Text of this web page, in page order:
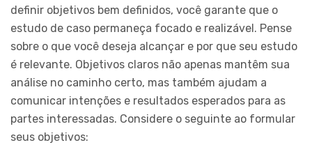
definir objetivos bem definidos, você garante que o
estudo de caso permaneça focado e realizável. Pense
sobre o que você deseja alcançar e por que seu estudo
é relevante. Objetivos claros não apenas mantêm sua
análise no caminho certo, mas também ajudam a
comunicar intenções e resultados esperados para as
partes interessadas. Considere o seguinte ao formular
seus objetivos: